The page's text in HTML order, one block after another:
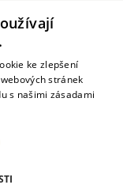
obchod je provozován
ke zlepšení
stránek
s našimi zásadami